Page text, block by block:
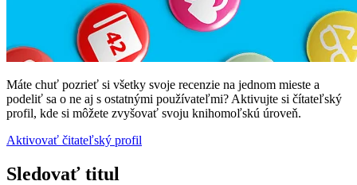
Máte chuť pozrieť si všetky svoje recenzie na jednom mieste a
podeliť sa o ne aj s ostatnými používateľmi? Aktivujte si čítateľský
profil, kde si môžete zvyšovať svoju knihomoľskú úroveň.
Aktivovať čitateľský profil
Sledovať titul